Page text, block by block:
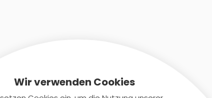
Wir verwenden Cookies